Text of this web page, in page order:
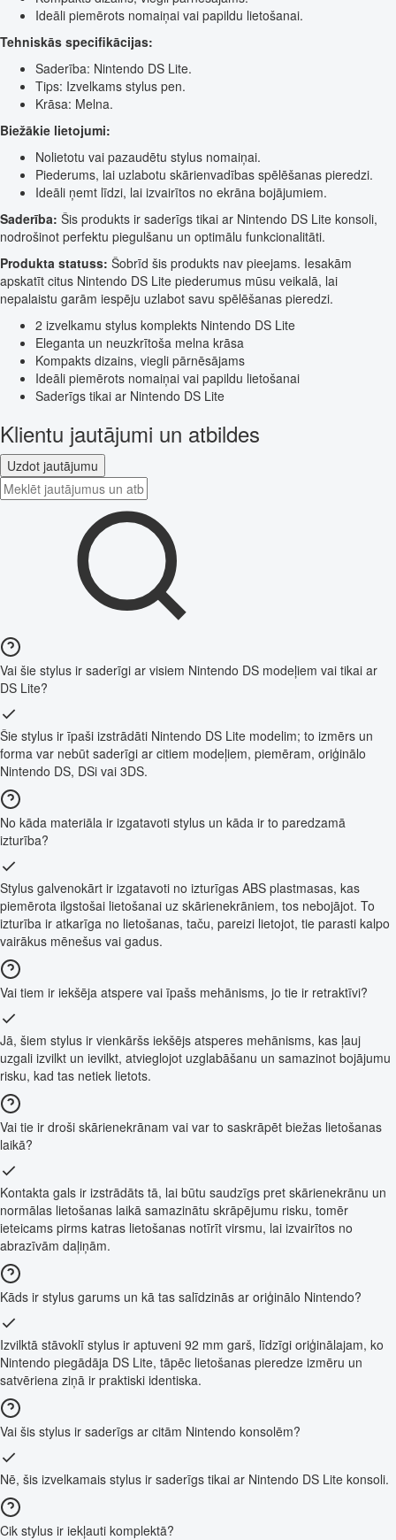
Ideāli piemērots nomaiņai vai papildu lietošanai.
Tehniskās specifikācijas:
Saderība: Nintendo DS Lite.
Tips: Izvelkams stylus pen.
Krāsa: Melna.
Biežākie lietojumi:
Nolietotu vai pazaudētu stylus nomaiņai.
Piederums, lai uzlabotu skārienvadības spēlēšanas pieredzi.
Ideāli ņemt līdzi, lai izvairītos no ekrāna bojājumiem.
Saderība: Šis produkts ir saderīgs tikai ar Nintendo DS Lite konsoli,
nodrošinot perfektu piegulšanu un optimālu funkcionalitāti.
Produkta statuss: Šobrīd šis produkts nav pieejams. Iesakām
apskatīt citus Nintendo DS Lite piederumus mūsu veikalā, lai
nepalaistu garām iespēju uzlabot savu spēlēšanas pieredzi.
2 izvelkamu stylus komplekts Nintendo DS Lite
Eleganta un neuzkrītoša melna krāsa
Kompakts dizains, viegli pārnēsājams
Ideāli piemērots nomaiņai vai papildu lietošanai
Saderīgs tikai ar Nintendo DS Lite
Klientu jautājumi un atbildes
Uzdot jautājumu
Vai šie stylus ir saderīgi ar visiem Nintendo DS modeļiem vai tikai ar
DS Lite?
Šie stylus ir īpaši izstrādāti Nintendo DS Lite modelim; to izmērs un
forma var nebūt saderīgi ar citiem modeļiem, piemēram, oriģinālo
Nintendo DS, DSi vai 3DS.
No kāda materiāla ir izgatavoti stylus un kāda ir to paredzamā
izturība?
Stylus galvenokārt ir izgatavoti no izturīgas ABS plastmasas, kas
piemērota ilgstošai lietošanai uz skārienekrāniem, tos nebojājot. To
izturība ir atkarīga no lietošanas, taču, pareizi lietojot, tie parasti kalpo
vairākus mēnešus vai gadus.
Vai tiem ir iekšēja atspere vai īpašs mehānisms, jo tie ir retraktīvi?
Jā, šiem stylus ir vienkāršs iekšējs atsperes mehānisms, kas ļauj
uzgali izvilkt un ievilkt, atvieglojot uzglabāšanu un samazinot bojājumu
risku, kad tas netiek lietots.
Vai tie ir droši skārienekrānam vai var to saskrāpēt biežas lietošanas
laikā?
Kontakta gals ir izstrādāts tā, lai būtu saudzīgs pret skārienekrānu un
normālas lietošanas laikā samazinātu skrāpējumu risku, tomēr
ieteicams pirms katras lietošanas notīrīt virsmu, lai izvairītos no
abrazīvām daļiņām.
Kāds ir stylus garums un kā tas salīdzinās ar oriģinālo Nintendo?
Izvilktā stāvoklī stylus ir aptuveni 92 mm garš, līdzīgi oriģinālajam, ko
Nintendo piegādāja DS Lite, tāpēc lietošanas pieredze izmēru un
satvēriena ziņā ir praktiski identiska.
Vai šis stylus ir saderīgs ar citām Nintendo konsolēm?
Nē, šis izvelkamais stylus ir saderīgs tikai ar Nintendo DS Lite konsoli.
Cik stylus ir iekļauti komplektā?